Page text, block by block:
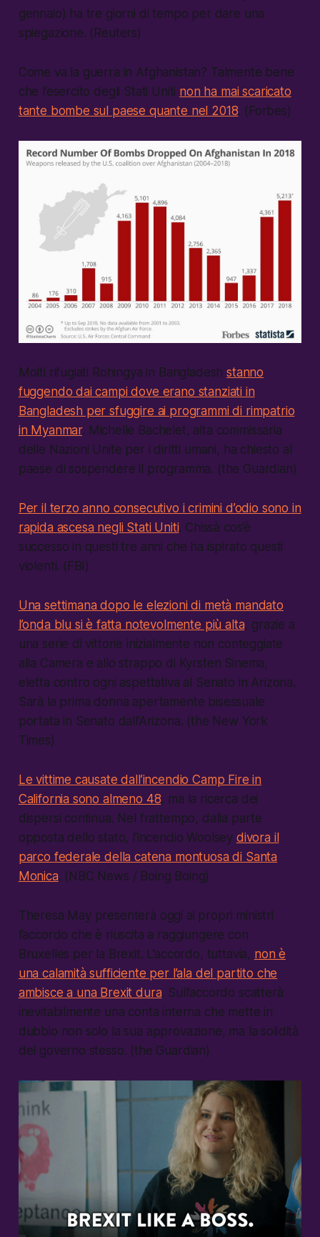
gennaio) ha tre giorni di tempo per dare una
spiegazione. (Reuters)
Come va la guerra in Afghanistan? Talmente bene
che l’esercito degli Stati Uniti non ha mai scaricato
tante bombe sul paese quante nel 2018. (Forbes)
Molti rifugiati Rohingya in Bangladeshstanno
fuggendo dai campi dove erano stanziati in
Bangladesh per sfuggire ai programmi di rimpatrio
in Myanmar. Michelle Bachelet, alta commissaria
delle Nazioni Unite per i diritti umani, ha chiesto al
paese di sospendere il programma. (the Guardian)
Per il terzo anno consecutivo i crimini d’odio sono in
rapida ascesa negli Stati Uniti. Chissà cos’è
successo in questi tre anni che ha ispirato questi
violenti. (FBI)
Una settimana dopo le elezioni di metà mandato
l’onda blu si è fatta notevolmente più alta, grazie a
una serie di vittorie inizialmente non conteggiate
alla Camera e allo strappo di Kyrsten Sinema,
eletta contro ogni aspettativa al Senato in Arizona.
Sarà la prima donna apertamente bisessuale
portata in Senato dall’Arizona. (the New York
Times)
Le vittime causate dall’incendio Camp Fire in
California sono almeno 48, ma la ricerca dei
dispersi continua. Nel frattempo, dalla parte
opposta dello stato, l’incendio Woolsey divora il
parco federale della catena montuosa di Santa
Monica. (NBC News / Boing Boing)
Theresa May presenterà oggi ai propri ministri
l’accordo che è riuscita a raggiungere con
Bruxelles per la Brexit. L’accordo, tuttavia, non è
una calamità sufficiente per l’ala del partito che
ambisce a una Brexit dura. Sull’accordo scatterà
inevitabilmente una conta interna che mette in
dubbio non solo la sua approvazione, ma la solidità
del governo stesso. (the Guardian)